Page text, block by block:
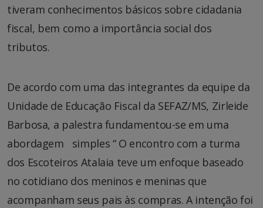
tiveram conhecimentos básicos sobre cidadania
fiscal, bem como a importância social dos
tributos.
De acordo com uma das integrantes da equipe da
Unidade de Educação Fiscal da SEFAZ/MS, Zirleide
Barbosa, a palestra fundamentou-se em uma
abordagem simples “ O encontro com a turma
dos Escoteiros Atalaia teve um enfoque baseado
no cotidiano dos meninos e meninas que
acompanham seus pais às compras. A intenção foi